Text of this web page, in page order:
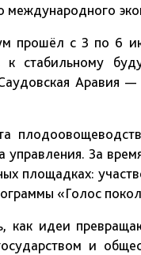
международного
прошёл с 3 по 6
стабильному
Аравия
За
площадках:
«Голос
идеи
и